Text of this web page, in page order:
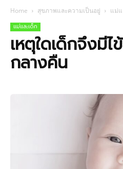
Home สุขภาพและความเป็นอยู่ แม่แ
แม่และเด็ก
เหตุใดเด็กจึงมี
กลางคืน